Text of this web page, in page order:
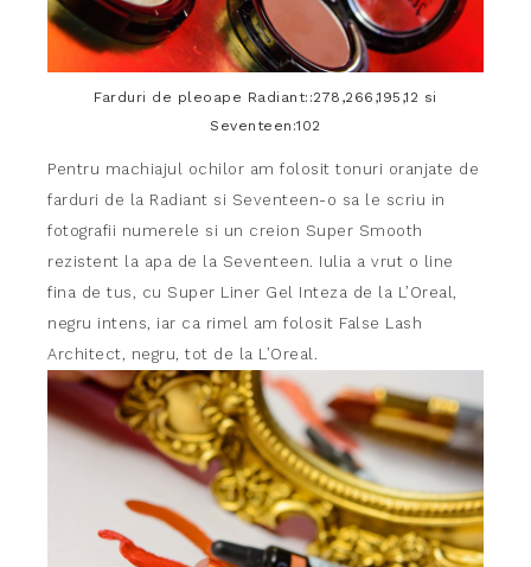
Farduri de pleoape Radiant::278,266,195,12 si
Seventeen:102
Pentru machiajul ochilor am folosit tonuri oranjate de
farduri de la Radiant si Seventeen-o sa le scriu in
fotografii numerele si un creion Super Smooth
rezistent la apa de la Seventeen. Iulia a vrut o line
fina de tus, cu Super Liner Gel Inteza de la L’Oreal,
negru intens, iar ca rimel am folosit False Lash
Architect, negru, tot de la L’Oreal.